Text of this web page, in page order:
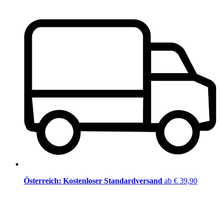
Österreich: Kostenloser Standardversand ab € 39,90